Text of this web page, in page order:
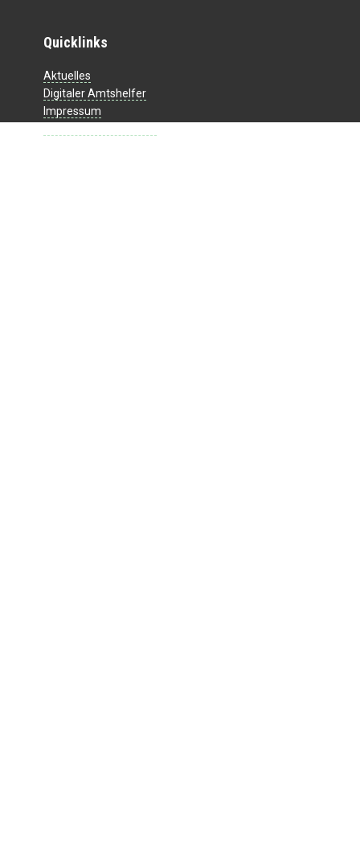
Quicklinks
Aktuelles
Digitaler Amtshelfer
Impressum